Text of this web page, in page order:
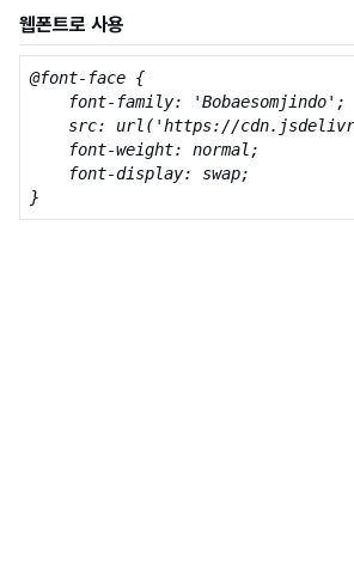
웹폰트로 사용
@font-face {
    font-family: 'Bobaesomjindo';
src: url('https://
    font-weight: normal;
    font-display: swap;
}